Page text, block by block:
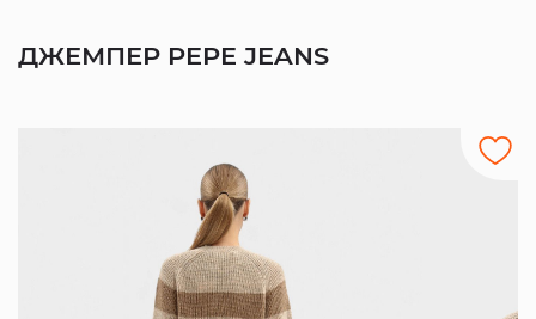
ДЖЕМПЕР PEPE JEANS